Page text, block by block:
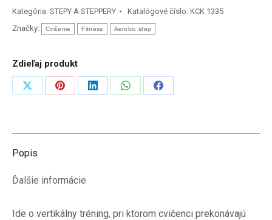
Step
Kategória: STEPY A STEPPERY Katalógové číslo: KCK 1335
Značky:
Cvičenie Fitness Aerobic step
Zdieľaj produkt
ZdieľaťZdieľaťZdieľaťZdieľaťZdieľať
Popis
Ďalšie informácie
Ide o vertikálny tréning, pri ktorom cvičenci prekonávajú